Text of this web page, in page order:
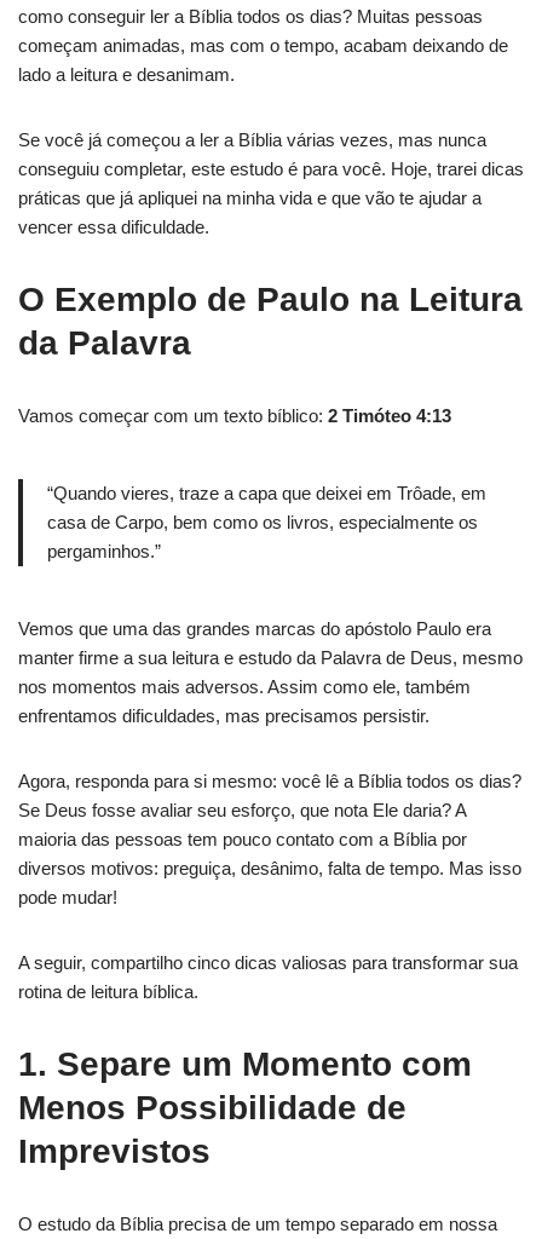
como conseguir ler a Bíblia todos os dias? Muitas pessoas
começam animadas, mas com o tempo, acabam deixando de
lado a leitura e desanimam.
Se você já começou a ler a Bíblia várias vezes, mas nunca
conseguiu completar, este estudo é para você. Hoje, trarei dicas
práticas que já apliquei na minha vida e que vão te ajudar a
vencer essa dificuldade.
O Exemplo de Paulo na Leitura
da Palavra
Vamos começar com um texto bíblico: 2 Timóteo 4:13
“Quando vieres, traze a capa que deixei em Trôade, em
casa de Carpo, bem como os livros, especialmente os
pergaminhos.”
Vemos que uma das grandes marcas do apóstolo Paulo era
manter firme a sua leitura e estudo da Palavra de Deus, mesmo
nos momentos mais adversos. Assim como ele, também
enfrentamos dificuldades, mas precisamos persistir.
Agora, responda para si mesmo: você lê a Bíblia todos os dias?
Se Deus fosse avaliar seu esforço, que nota Ele daria? A
maioria das pessoas tem pouco contato com a Bíblia por
diversos motivos: preguiça, desânimo, falta de tempo. Mas isso
pode mudar!
A seguir, compartilho cinco dicas valiosas para transformar sua
rotina de leitura bíblica.
1. Separe um Momento com
Menos Possibilidade de
Imprevistos
O estudo da Bíblia precisa de um tempo separado em nossa